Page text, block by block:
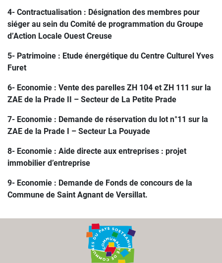
4- Contractualisation : Désignation des membres pour
siéger au sein du Comité de programmation du Groupe
d’Action Locale Ouest Creuse
5- Patrimoine : Etude énergétique du Centre Culturel Yves
Furet
6- Economie : Vente des parelles ZH 104 et ZH 111 sur la
ZAE de la Prade II – Secteur de La Petite Prade
7- Economie : Demande de réservation du lot n°11 sur la
ZAE de la Prade I – Secteur La Pouyade
8- Economie : Aide directe aux entreprises : projet
immobilier d’entreprise
9- Economie : Demande de Fonds de concours de la
Commune de Saint Agnant de Versillat.